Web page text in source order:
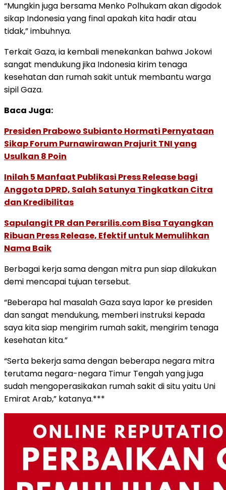
“Mungkin juga bersama Menko Polhukam akan digodok
sikap Indonesia yang final apakah kita hadir atau
tidak,” imbuhnya.
Terkait Gaza, ia kembali menekankan bahwa Jokowi
sangat mendukung jika Indonesia kirim tenaga
kesehatan dan rumah sakit untuk membantu warga
sipil Gaza.
Baca Juga:
Presiden Prabowo Subianto Hormati Pernyataan
Sikap Forum Purnawirawan Prajurit TNI yang
Usulkan 8 Poin
Inilah 5 Manfaat Publikasi Press Release bagi
Anggota DPRD, Salah Satunya Tingkatkan Citra
dan Kredibilitas
Sapulangit PR dan Persrilis.com Bisa Tayangkan
Ribuan Press Release, Efektif untuk Memulihkan
Nama Baik
Berbagai kerja sama dengan mitra pun siap dilakukan
demi mencapai tujuan tersebut.
“Beberapa hal masalah Gaza saya lapor ke presiden
dan sangat mendukung, memberi instruksi kepada
saya kita siap mengirim rumah sakit, mengirim tenaga
kesehatan kita.”
“Serta bekerja sama dengan beberapa negara mitra
terutama negara-negara Timur Tengah yang juga
sudah mengoperasikakan rumah sakit di situ yaitu Uni
Emirat Arab,” katanya.***